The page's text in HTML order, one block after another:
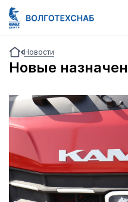
Новости
Новые